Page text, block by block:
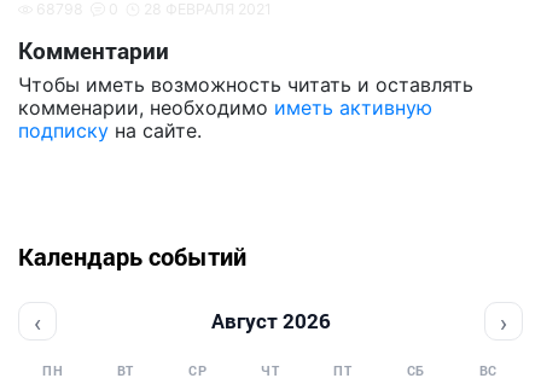
Комментарии
Чтобы иметь возможность читать и оставлять
комменарии, необходимо иметь активную
подписку на сайте.
Календарь событий
‹ Август 2026 ›
ПН ВТ СР ЧТ ПТ СБ ВС